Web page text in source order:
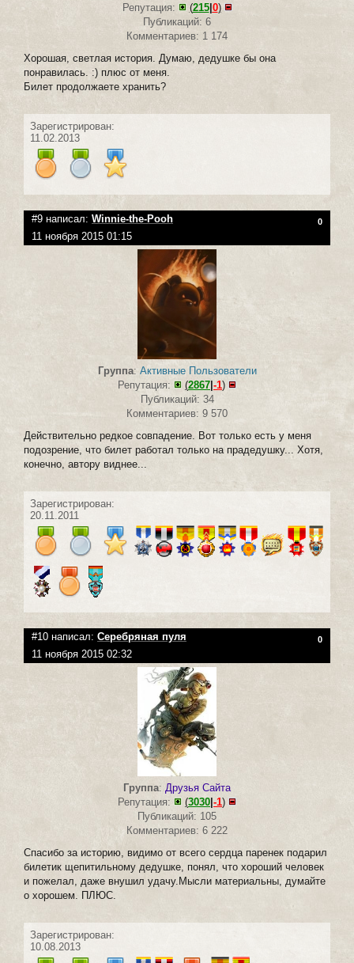
Репутация:
(215|0)
Публикаций: 6
Комментариев: 1 174
Хорошая, светлая история. Думаю, дедушке бы она
понравилась. :) плюс от меня.
Билет продолжаете хранить?
Зарегистрирован:
11.02.2013
#9 написал: Winnie-the-Pooh 0
11 ноября 2015 01:15
Группа: Активные Пользователи
Репутация:
(2867 -1)
Публикаций: 34
Комментариев: 9 570
Действительно редкое совпадение. Вот только есть у меня
подозрение, что билет работал только на прадедушку... Хотя,
конечно, автору виднее...
Зарегистрирован:
20.11.2011
#10 написал: Серебряная пуля 0
11 ноября 2015 02:32
Группа: Друзья Сайта
Репутация:
(3030 -1)
Публикаций: 105
Комментариев: 6 222
Спасибо за историю, видимо от всего сердца паренек подарил
билетик щепитильному дедушке, понял, что хороший человек
и пожелал, даже внушил удачу.Мысли материальны, думайте
о хорошем. ПЛЮС.
Зарегистрирован:
10.08.2013